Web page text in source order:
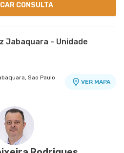
CONSULTA
Jabaquara - Unidade
Sao Paulo
VER MAPA